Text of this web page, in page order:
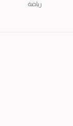
رياضة